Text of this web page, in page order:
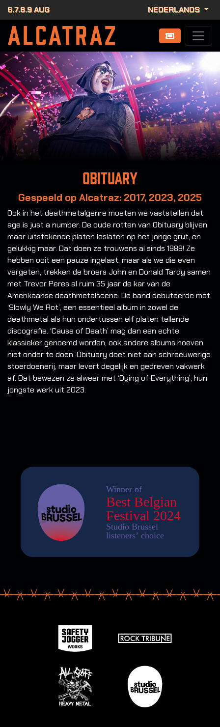
6.7.8.9 AUG NEDERLANDS
Obituary
Gespeeld op Alcatraz: 2017, 2023, 2025
Ook in het deathmetalgenre moeten we vaststellen dat
age is just a number. De oude rotten van Obituary blijven
maar uitstekende platen loslaten op het jonge grut, en
gelukkig maar. Dat doen ze trouwens al sinds 1988! Ze
hebben ooit een pauze ingelast, maar als we die even
vergeten, trekken de broers John en Donald Tardy samen
met Trevor Peres al ruim 35 jaar de kar van de
Amerikaanse deathmetalscene. De band debuteerde met
‘Slowly We Rot’, een essentieel album in zowel de
deathmetal als hun ondertussen elf platen tellende
discografie. ‘Cause of Death’ mag dan een echte
klassieker genoemd worden, ook andere albums hoeven
niet onder te doen. Obituary doet niet aan schreeuwerige
stoerdoenerij, maar levert degelijk en gedreven vakwerk
af. Dat bewezen ze alweer met ‘Dying of Everything’, hun
jongste werk uit 2023.